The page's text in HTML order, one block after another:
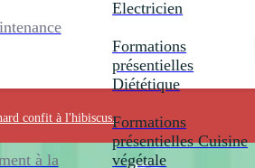
à la
Electricien
Formations
présentielles
Diététique
Formations
présentielles Cuisine
végétale
confit à l'hibiscus.